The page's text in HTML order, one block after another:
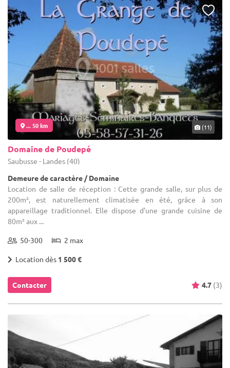
... 50 km (11)
Domaine de Poudepé
Saubusse - Landes (40)
Demeure de caractère / Domaine
Location de salle de réception : Cette grande salle, sur plus de
200m², est naturellement climatisée en été, grâce à son
appareillage traditionnel. Elle dispose d'une grande cuisine de
80m² aux ...
50-300 2 max
Location dès 1 500 €
Contacter 4.7 (3)